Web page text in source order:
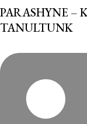
PARASHYNE –
TANULTUNK